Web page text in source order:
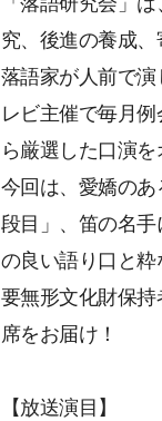
究、後進の養成
落語家が人前で
レビ主催で毎月
ら厳選した口演を
今回は、愛嬌の
段目」、笛の名
の良い語り口と
要無形文化財保
席をお届け！
【放送演目】